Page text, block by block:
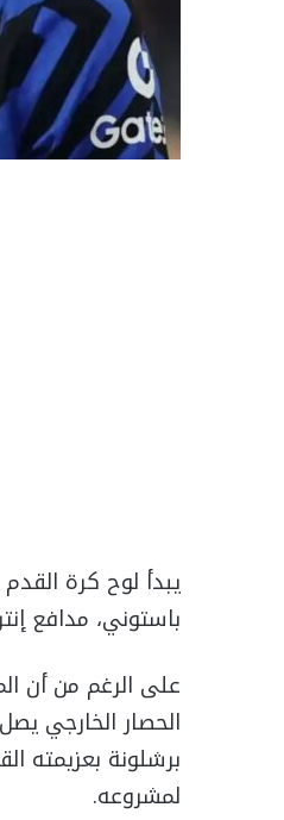
يبدأ لوح كرة القدم
باستوني، مدافع
على الرغم من أن
الحصار الخارجي
برشلونة بعزيمته
لمشروعه.